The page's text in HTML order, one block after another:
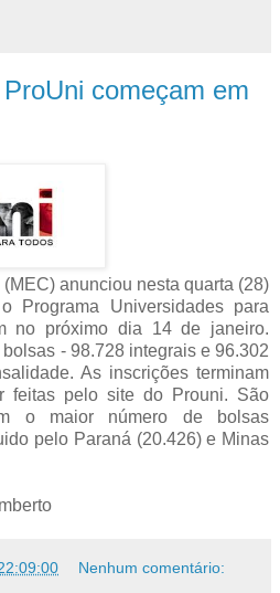
começam em
anunciou nesta quarta (28)
Programa Universidades para
no próximo dia 14 de janeiro.
- 98.728 integrais e 96.302
As inscrições terminam
feitas pelo site do Prouni. São
o maior número de bolsas
pelo Paraná (20.426) e Minas
Nenhum comentário: